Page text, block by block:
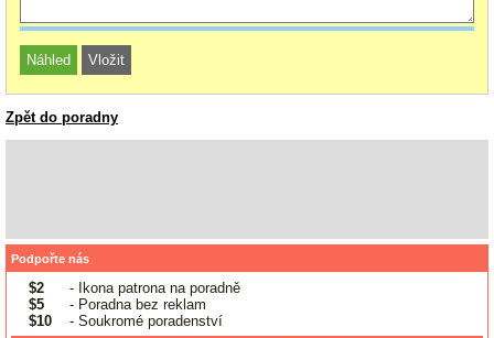
Zpět do poradny
Podpořte nás
$2
- Ikona patrona na poradně
$5
- Poradna bez reklam
$10
- Soukromé poradenství